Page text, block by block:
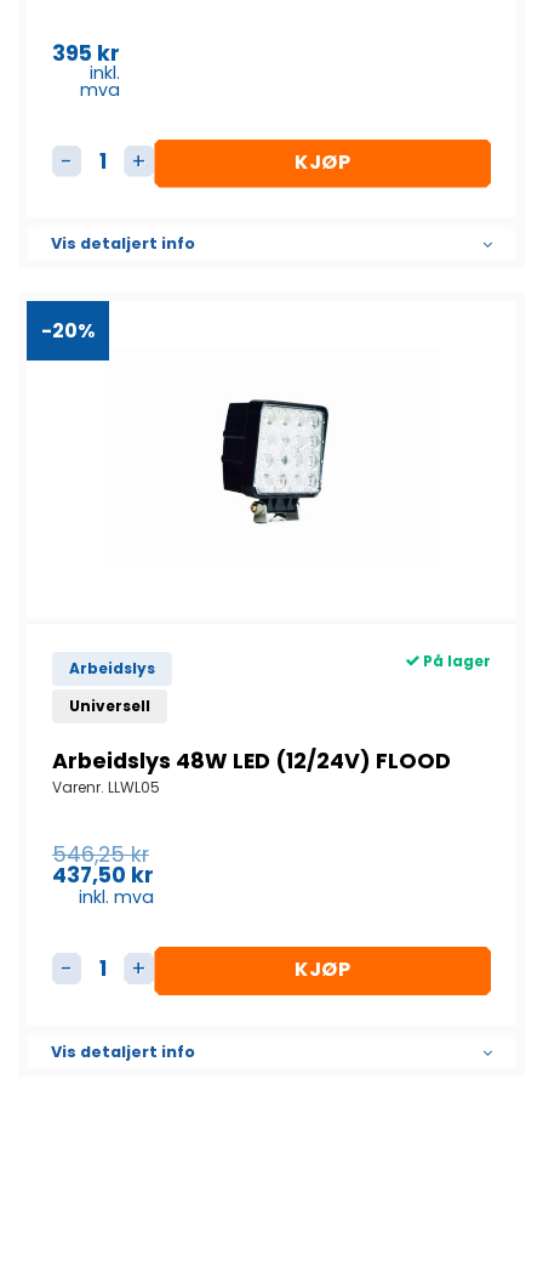
395 kr
inkl.
mva
Arbeidslys LED 27W antallKJØP
Vis detaljert info
-20%
Arbeidslys
Universell
På lager
Arbeidslys 48W LED (12/24V) FLOOD
Varenr. LLWL05
546,25kr
pris
var:
437,50 kr
Nåværende
437,50
kr.
inkl. mva
Arbeidslys 48W LED (12/24V) FLOOD antall
KJØP
Vis detaljert info